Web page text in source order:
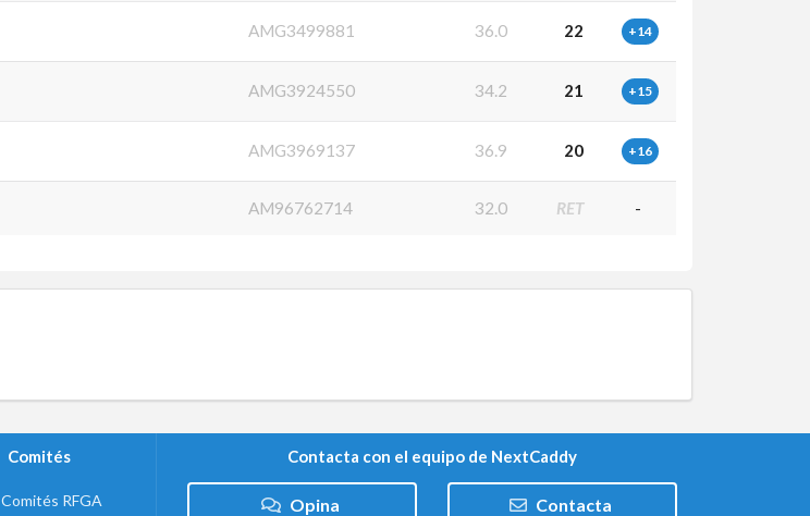
AMG3499881 36.0 22 +14
AMG3924550 34.2 21 +15
AMG3969137 36.9 20 +16
AM96762714 32.0 RET -
Comités
Comités RFGA
Contacta con el equipo de NextCaddy
Opina Contacta